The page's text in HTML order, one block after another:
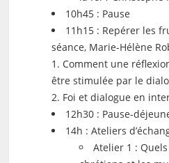
10h45 : Pause
11h15 : Repérer les
séance, Marie-Hélène
1. Comment une
être stimulée par le
2. Foi et dialogue en
12h30 : Pause-
14h : Ateliers
Atelier 1 :